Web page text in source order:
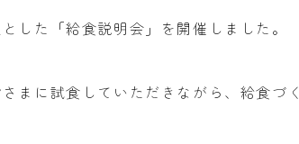
した「給食説明会」を開催しました。
まに試食していただきながら、給食づく